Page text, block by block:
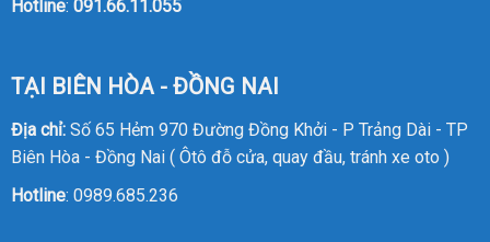
Hotline: 091.66.11.055
TẠI BIÊN HÒA - ĐỒNG NAI
Địa chỉ:Số 65 Hẻm 970 Đường Đồng Khởi - P Trảng Dài - TP
Biên Hòa - Đồng Nai ( Ôtô đỗ cửa, quay đầu, tránh xe oto )
Hotline: 0989.685.236